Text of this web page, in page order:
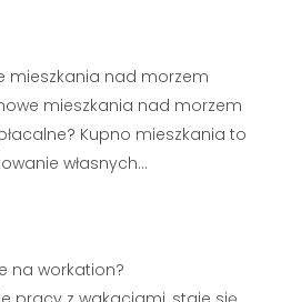
mieszkania nad morzem
mieszkania nad morzem
Kupno mieszkania to
własnych…
na workation?